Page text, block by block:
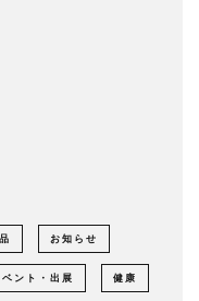
お知らせ
ベント・出展 健康